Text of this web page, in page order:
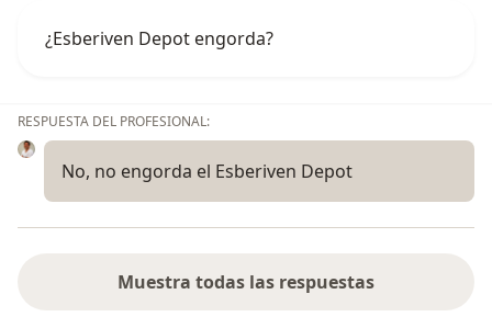
¿Esberiven Depot engorda?
RESPUESTA DEL PROFESIONAL:
No, no engorda el Esberiven Depot
Muestra todas las respuestas